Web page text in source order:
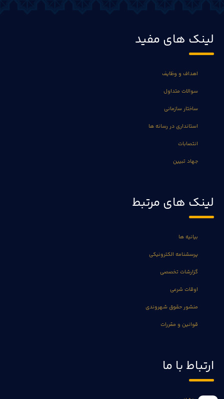
لینک های مفید
اهداف و وظایف
سوالات متداول
ساختار سازمانی
استانداری در رسانه ها
انتصابات
جهاد تبیین
لینک های مرتبط
بیانیه ها
پرسشنامه الکترونیکی
گزارشات تخصصی
اوقات شرعی
منشور حقوق شهروندی
قوانین و مقررات
ارتباط با ما